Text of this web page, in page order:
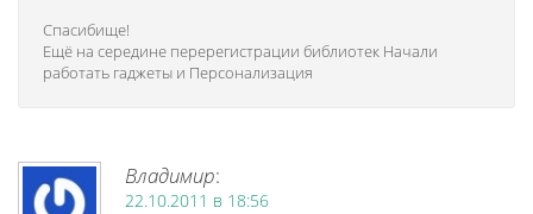
Спасибище!
Ещё на середине перерегистрации библиотек Начали
работать гаджеты и Персонализация
Владимир:
22.10.2011 в 18:56